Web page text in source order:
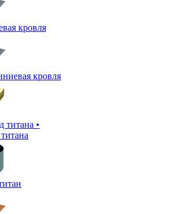
кровля
кровля
титана •